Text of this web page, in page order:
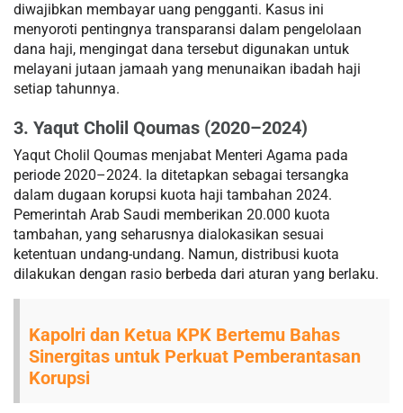
diwajibkan membayar uang pengganti. Kasus ini
menyoroti pentingnya transparansi dalam pengelolaan
dana haji, mengingat dana tersebut digunakan untuk
melayani jutaan jamaah yang menunaikan ibadah haji
setiap tahunnya.
3. Yaqut Cholil Qoumas (2020–2024)
Yaqut Cholil Qoumas menjabat Menteri Agama pada
periode 2020–2024. Ia ditetapkan sebagai tersangka
dalam dugaan korupsi kuota haji tambahan 2024.
Pemerintah Arab Saudi memberikan 20.000 kuota
tambahan, yang seharusnya dialokasikan sesuai
ketentuan undang-undang. Namun, distribusi kuota
dilakukan dengan rasio berbeda dari aturan yang berlaku.
Kapolri dan Ketua KPK Bertemu Bahas
Sinergitas untuk Perkuat Pemberantasan
Korupsi